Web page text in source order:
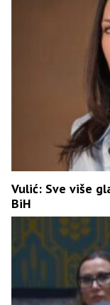
Vulić: Sve više
BiH